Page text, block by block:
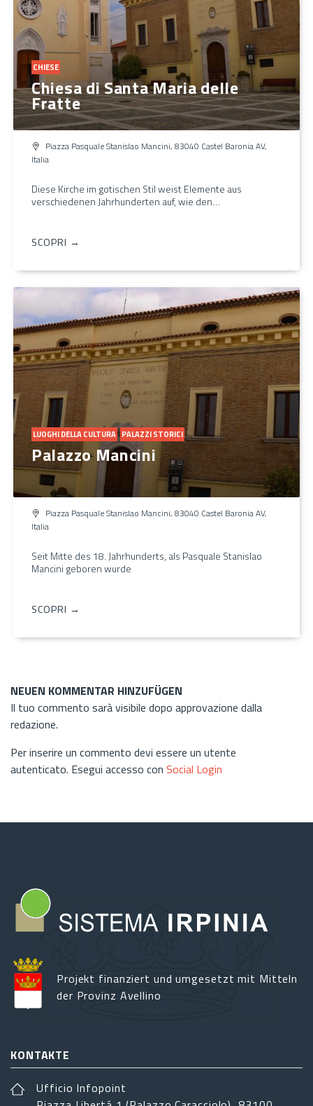
CHIESE
Chiesa di Santa Maria delle
Fratte
Piazza Pasquale Stanislao Mancini, 83040 Castel Baronia AV,
Italia
Diese Kirche im gotischen Stil weist Elemente aus
verschiedenen Jahrhunderten auf, wie den…
SCOPRI →
LUOGHI DELLA CULTURA PALAZZI STORICI
Palazzo Mancini
Piazza Pasquale Stanislao Mancini, 83040 Castel Baronia AV,
Italia
Seit Mitte des 18. Jahrhunderts, als Pasquale Stanislao
Mancini geboren wurde
SCOPRI →
NEUEN KOMMENTAR HINZUFÜGEN
Il tuo commento sarà visibile dopo approvazione dalla
redazione.
Per inserire un commento devi essere un utente
autenticato. Esegui accesso con Social Login
Projekt finanziert und umgesetzt mit Mitteln
der Provinz Avellino
KONTAKTE
Ufficio Infopoint